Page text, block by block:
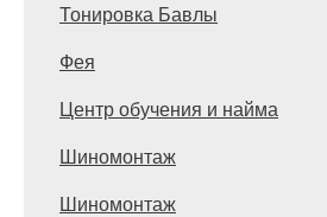
Тонировка Бавлы
Фея
Центр обучения и найма
Шиномонтаж
Шиномонтаж